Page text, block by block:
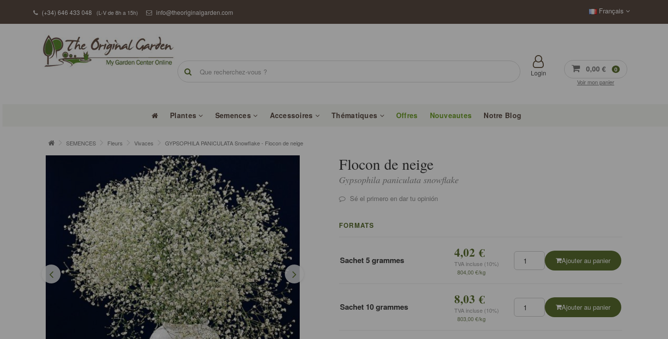
(+34) 646 433 048 (L-V de 8h a 15h) info@theoriginalgarden.com Français
0,00 € 0
Voir mon panier
Login
Plantes Semences Accessoires Thématiques Offres Nouveautes Notre Blog
SEMENCES Fleurs Vivaces GYPSOPHILA PANICULATA Snowflake - Flocon de neige
Flocon de neige
Gypsophila paniculata snowflake
Sé el primero en dar tu opinión
FORMATS
Sachet 5 grammes 4,02 €
TVA incluse (10%)
804,00 €/kg
Ajouter au panier
Sachet 10 grammes 8,03 €
TVA incluse (10%)
803,00 €/kg
Ajouter au panier